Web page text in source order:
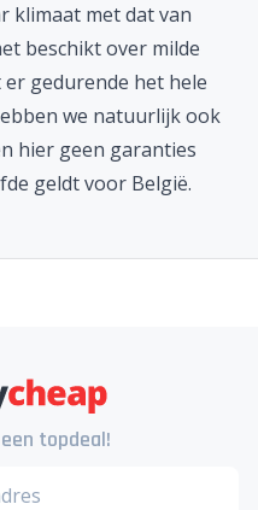
klimaat met dat van
beschikt over milde
gedurende het hele
we natuurlijk ook
hier geen garanties
geldt voor België.
topdeal!